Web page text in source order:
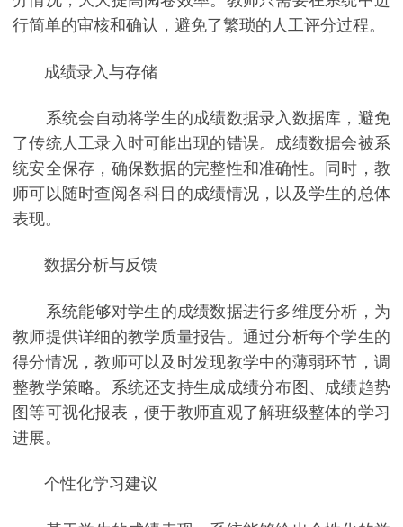
行简单的审核和确认，避免了繁琐的人工评分过程。
成绩录入与存储
系统会自动将学生的成绩数据录入数据库，避免
了传统人工录入时可能出现的错误。成绩数据会被系
统安全保存，确保数据的完整性和准确性。同时，教
师可以随时查阅各科目的成绩情况，以及学生的总体
表现。
数据分析与反馈
系统能够对学生的成绩数据进行多维度分析，为
教师提供详细的教学质量报告。通过分析每个学生的
得分情况，教师可以及时发现教学中的薄弱环节，调
整教学策略。系统还支持生成成绩分布图、成绩趋势
图等可视化报表，便于教师直观了解班级整体的学习
进展。
个性化学习建议